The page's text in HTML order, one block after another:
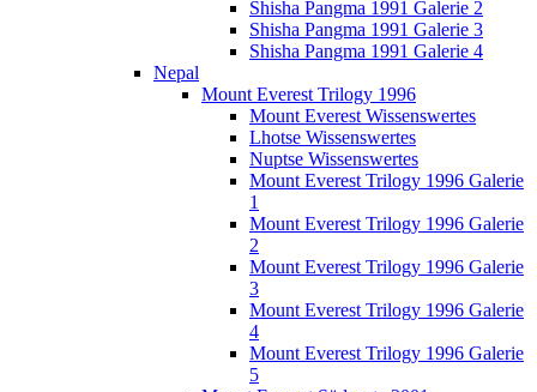
Shisha Pangma 1991 Galerie 2
Shisha Pangma 1991 Galerie 3
Shisha Pangma 1991 Galerie 4
Nepal
Mount Everest Trilogy 1996
Mount Everest Wissenswertes
Lhotse Wissenswertes
Nuptse Wissenswertes
Mount Everest Trilogy 1996 Galerie
1
Mount Everest Trilogy 1996 Galerie
2
Mount Everest Trilogy 1996 Galerie
3
Mount Everest Trilogy 1996 Galerie
4
Mount Everest Trilogy 1996 Galerie
5